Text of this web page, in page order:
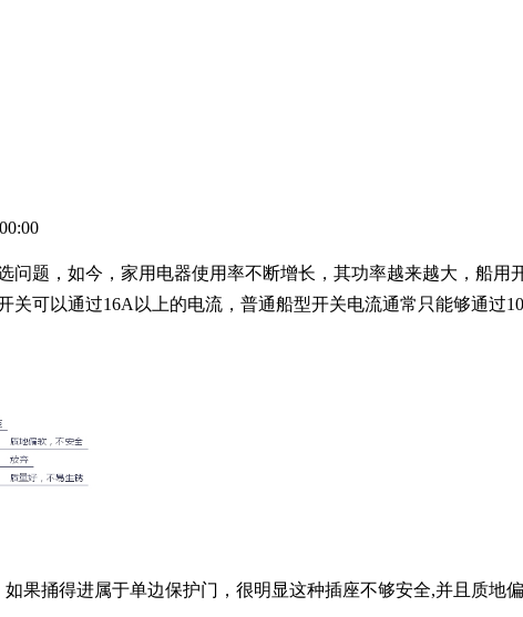
问题，如今，家用电器使用率不断增长，其功率越来越大，船用
可以通过16A以上的电流，普通船型开关电流通常只能够通过
果捅得进属于单边保护门，很明显这种插座不够安全,并且质地偏